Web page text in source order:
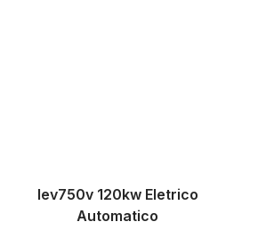
Iev750v 120kw Eletrico
Automatico